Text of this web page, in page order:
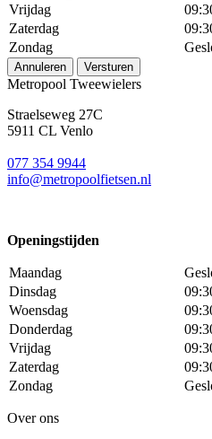
Vrijdag
Zaterdag
Zondag
Annuleren Versturen
Metropool Tweewielers
Straelseweg 27C
5911 CL Venlo
077 354 9944
info@metropoolfietsen.nl
Openingstijden
Maandag
Dinsdag
Woensdag
Donderdag
Vrijdag
Zaterdag
Zondag
Over ons